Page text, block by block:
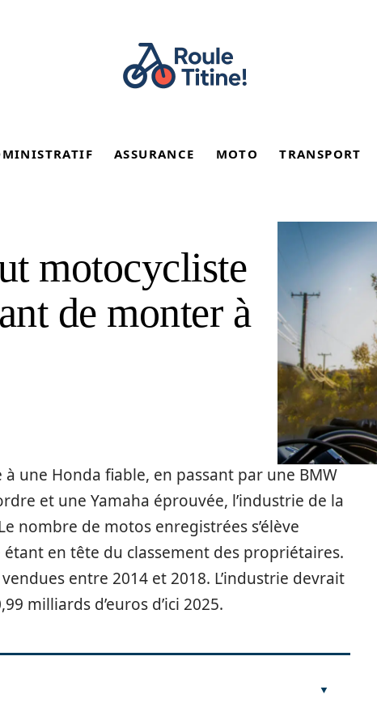
ASSURANCE MOTO TRANSPORT
motocycliste
de monter à
une Honda fiable, en passant par une BMW
et une Yamaha éprouvée, l’industrie de la
nombre de motos enregistrées s’élève
étant en tête du classement des propriétaires.
entre 2014 et 2018. L’industrie devrait
milliards d’euros d’ici 2025.